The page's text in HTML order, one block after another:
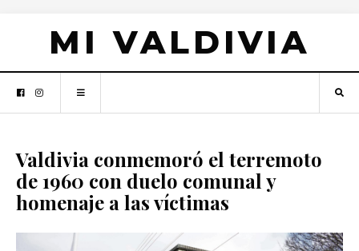
MI VALDIVIA
Valdivia conmemoró el terremoto
de 1960 con duelo comunal y
homenaje a las víctimas